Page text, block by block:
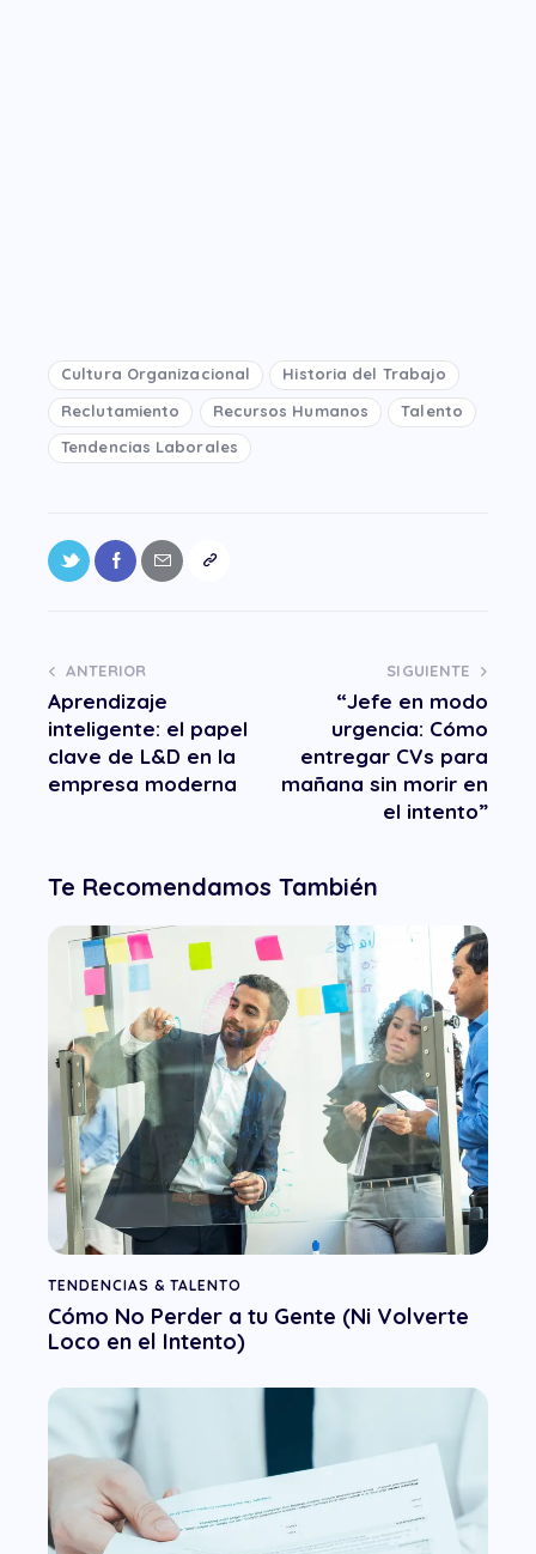
Cultura Organizacional
Historia del Trabajo
Reclutamiento
Recursos Humanos
Talento
Tendencias Laborales
ANTERIOR
Aprendizaje
inteligente: el papel
clave de L&D en la
empresa moderna
SIGUIENTE
“Jefe en modo
urgencia: Cómo
entregar CVs para
mañana sin morir en
el intento”
Te Recomendamos También
TENDENCIAS & TALENTO
Cómo No Perder a tu Gente (Ni Volverte
Loco en el Intento)